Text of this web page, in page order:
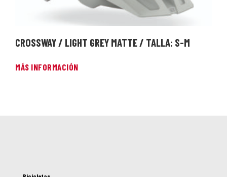
CROSSWAY / LIGHT GREY MATTE / TALLA: S-M
MÁS INFORMACIÓN